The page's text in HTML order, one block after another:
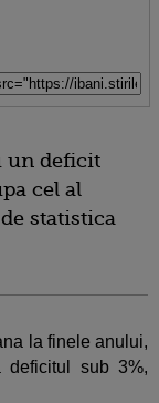
un deficit
cel al
statistica
la finele anului,
deficitul sub 3%,